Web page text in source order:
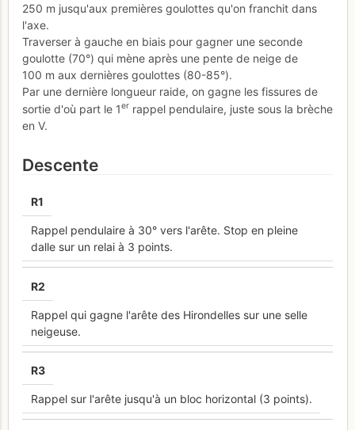
250 m jusqu'aux premières goulottes qu'on franchit dans
l'axe.
Traverser à gauche en biais pour gagner une seconde
goulotte (70°) qui mène après une pente de neige de
100 m aux dernières goulottes (80-85°).
Par une dernière longueur raide, on gagne les fissures de
sortie d'où part le 1er rappel pendulaire, juste sous la brèche
en V.
Descente
R1
Rappel pendulaire à 30° vers l'arête. Stop en pleine
dalle sur un relai à 3 points.
R2
Rappel qui gagne l'arête des Hirondelles sur une selle
neigeuse.
R3
Rappel sur l'arête jusqu'à un bloc horizontal (3 points).